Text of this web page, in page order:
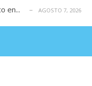
AGOSTO 6, 2026
AGOSTO 6, 2026
AGOSTO 6, 2026